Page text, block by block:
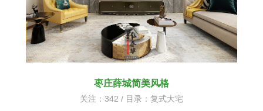
枣庄薛城简美风格
关注：342 / 目录： 复式大宅